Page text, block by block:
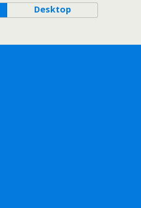
Desktop